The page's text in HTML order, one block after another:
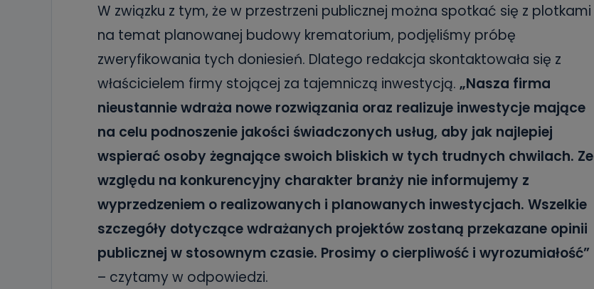
W związku z tym, że w przestrzeni publicznej można spotkać się z plotkami
na temat planowanej budowy krematorium, podjęliśmy próbę
zweryfikowania tych doniesień. Dlatego redakcja skontaktowała się z
właścicielem firmy stojącej za tajemniczą inwestycją. „Nasza firma
nieustannie wdraża nowe rozwiązania oraz realizuje inwestycje mające
na celu podnoszenie jakości świadczonych usług, aby jak najlepiej
wspierać osoby żegnające swoich bliskich w tych trudnych chwilach. Ze
względu na konkurencyjny charakter branży nie informujemy z
wyprzedzeniem o realizowanych i planowanych inwestycjach. Wszelkie
szczegóły dotyczące wdrażanych projektów zostaną przekazane opinii
publicznej w stosownym czasie. Prosimy o cierpliwość i wyrozumiałość”
– czytamy w odpowiedzi.